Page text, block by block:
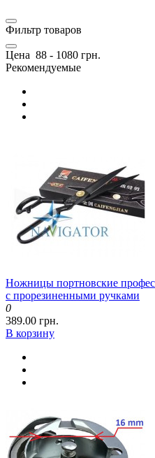
Фильтр товаров
Цена 88 - 1080 грн.
Рекомендуемые
Ножницы портновские
с прорезиненными ручками
0
389.00 грн.
В корзину